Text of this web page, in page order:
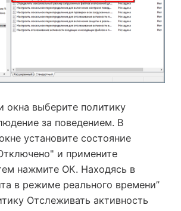
окна выберите политику
за поведением. В
установите состояние
и примените
нажмите ОК. Находясь в
в режиме реального времени”
Отслеживать активность